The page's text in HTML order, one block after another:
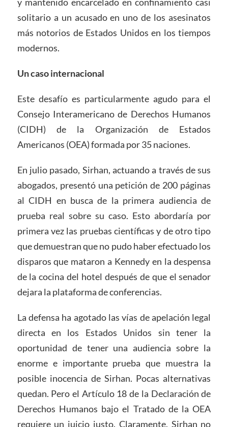
solitario a un acusado en uno de los asesinatos
más notorios de Estados Unidos en los tiempos
modernos.
Un caso internacional
Este desafío es particularmente agudo para el
Consejo Interamericano de Derechos Humanos
(CIDH) de la Organización de Estados
Americanos (OEA) formada por 35 naciones.
En julio pasado, Sirhan, actuando a través de sus
abogados, presentó una petición de 200 páginas
al CIDH en busca de la primera audiencia de
prueba real sobre su caso. Esto abordaría por
primera vez las pruebas científicas y de otro tipo
que demuestran que no pudo haber efectuado los
disparos que mataron a Kennedy en la despensa
de la cocina del hotel después de que el senador
dejara la plataforma de conferencias.
La defensa ha agotado las vías de apelación legal
directa en los Estados Unidos sin tener la
oportunidad de tener una audiencia sobre la
enorme e importante prueba que muestra la
posible inocencia de Sirhan. Pocas alternativas
quedan. Pero el Artículo 18 de la Declaración de
Derechos Humanos bajo el Tratado de la OEA
requiere un juicio justo. Claramente, Sirhan no